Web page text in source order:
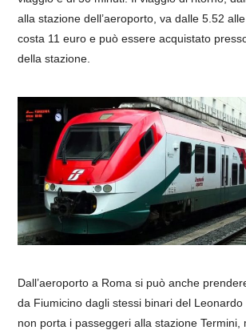
alla stazione dell’aeroporto, va dalle 5.52
costa 11 euro e può essere acquistato
della stazione.
Dall’aeroporto a Roma si può anche
da Fiumicino dagli stessi binari del
non porta i passeggeri alla stazione Termini,